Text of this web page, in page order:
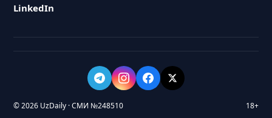
LinkedIn
© 2026 UzDaily · СМИ №248510 18+